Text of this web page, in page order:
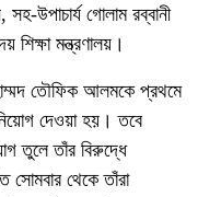
উপাচার্য গোলাম রব্বানী
শিক্ষা মন্ত্রণালয়।
তৌফিক আলমকে প্রথমে
নিয়োগ দেওয়া হয়। তবে
তুলে তাঁর বিরুদ্ধে
সোমবার থেকে তাঁরা